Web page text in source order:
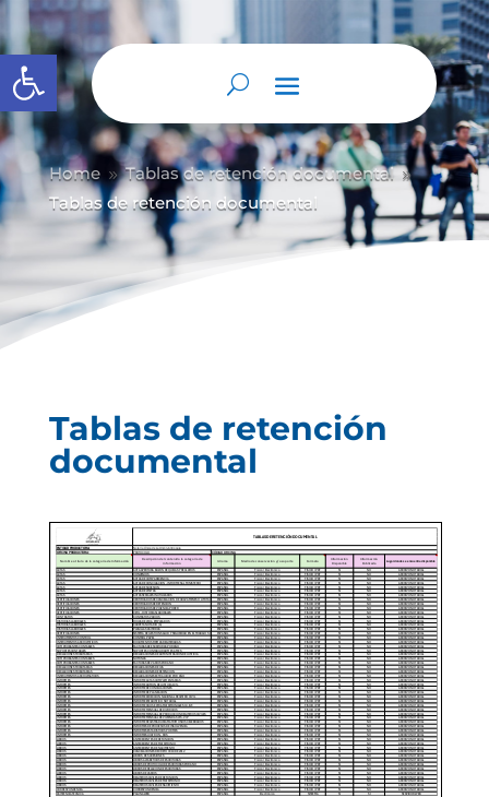
Abrir barra de herramientas
Home 9 Tablas de retención documental 9
Tablas de retención documental
Tablas de retención
documental